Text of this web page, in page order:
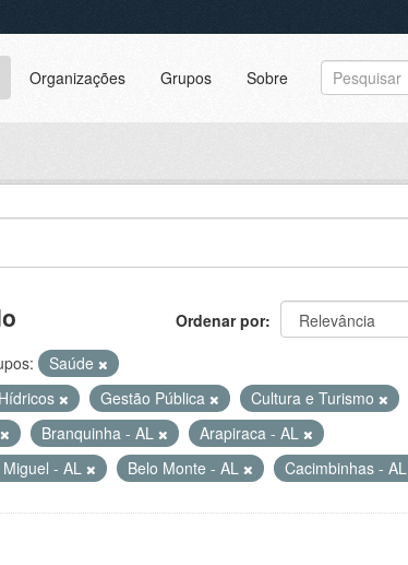
Organizações Grupos Sobre
Ordenar por
Saúde
Gestão Pública Cultura e Turismo
Branquinha - AL
Arapiraca - AL
- AL Belo Monte - AL Cacimbinhas - AL